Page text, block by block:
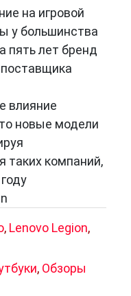
заслужено
геймеров и
выбор для тех,
на игровой
у большинства
пять лет бренд
поставщика
влияние
новые модели
таких компаний,
, Lenovo Legion,
, Обзоры